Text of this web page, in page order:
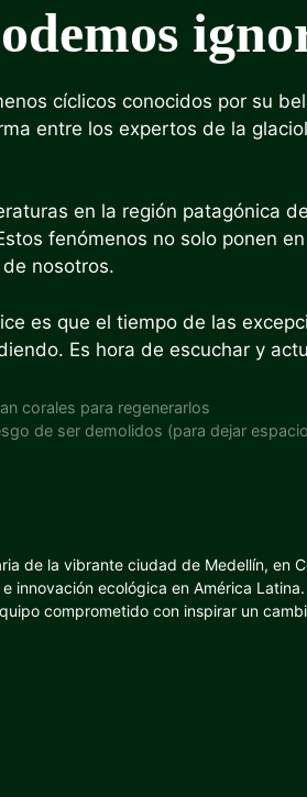
cíclicos conocidos por su
entre los expertos de la
en la región patagónica
fenómenos no solo ponen
nosotros.
es que el tiempo de las
Es hora de escuchar y
corales para regenerarlos
de ser demolidos (para dejar
de la vibrante ciudad de Medellín, en
innovación ecológica en América Latina.
comprometido con inspirar un